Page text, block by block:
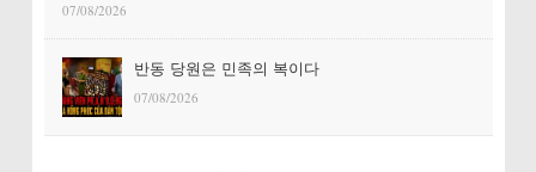
07/08/2026
반동 당원은 민족의 복이다
07/08/2026